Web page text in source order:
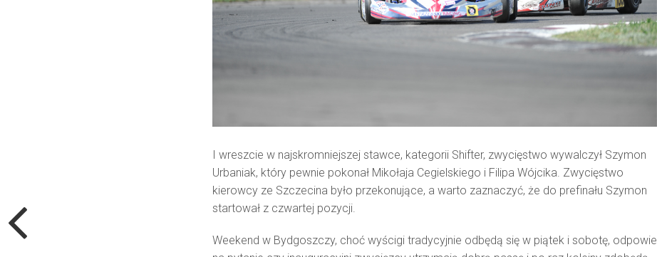
I wreszcie w najskromniejszej stawce, kategorii Shifter, zwycięstwo wywalczył Szymon
Urbaniak, który pewnie pokonał Mikołaja Cegielskiego i Filipa Wójcika. Zwycięstwo
kierowcy ze Szczecina było przekonujące, a warto zaznaczyć, że do prefinału Szymon
startował z czwartej pozycji.
Weekend w Bydgoszczy, choć wyścigi tradycyjnie odbędą się w piątek i sobotę, odpowie